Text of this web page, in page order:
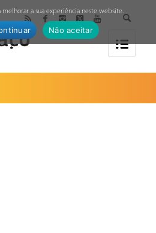
melhorar a sua experiência neste website.
Não aceitar